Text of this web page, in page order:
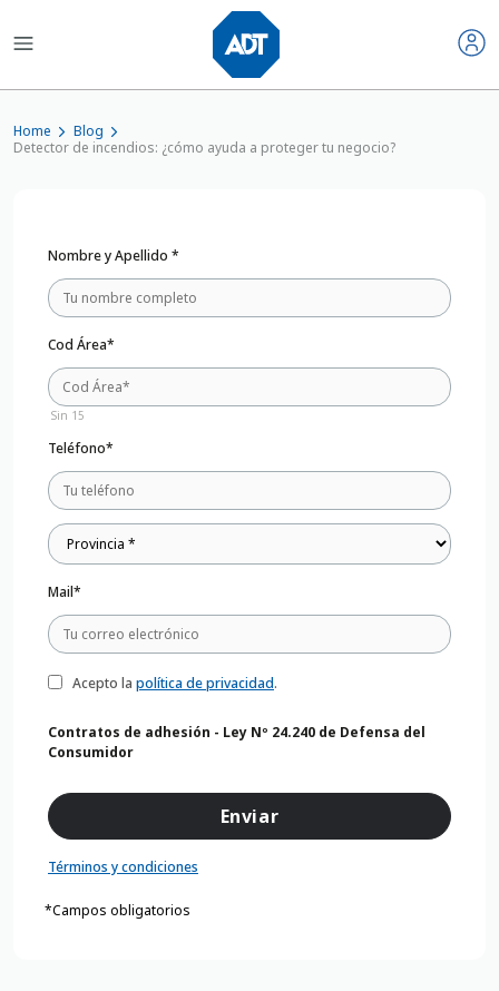
Home
Blog
Detector de incendios: ¿cómo ayuda a proteger tu negocio?
Nombre y Apellido *
Cod Área*
Sin 15
Teléfono*
Mail*
Acepto la política de privacidad.
Contratos de adhesión - Ley Nº 24.240 de Defensa del
Consumidor
Términos y condiciones
*Campos obligatorios